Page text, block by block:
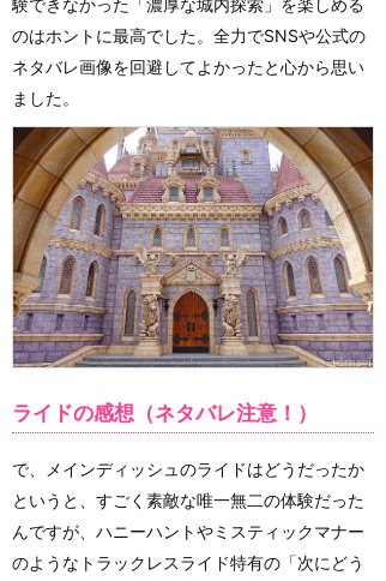
験できなかった「濃厚な城内探索」を楽しめる
のはホントに最高でした。全力でSNSや公式の
ネタバレ画像を回避してよかったと心から思い
ました。
ライドの感想（ネタバレ注意！）
で、メインディッシュのライドはどうだったか
というと、すごく素敵な唯一無二の体験だった
んですが、ハニーハントやミスティックマナー
のようなトラックレスライド特有の「次にどう